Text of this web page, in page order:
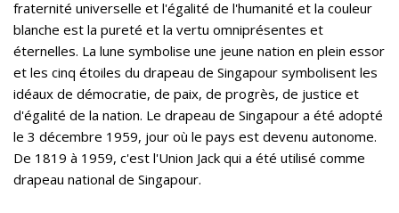
fraternité universelle et l'égalité de l'humanité et la couleur
blanche est la pureté et la vertu omniprésentes et
éternelles. La lune symbolise une jeune nation en plein essor
et les cinq étoiles du drapeau de Singapour symbolisent les
idéaux de démocratie, de paix, de progrès, de justice et
d'égalité de la nation. Le drapeau de Singapour a été adopté
le 3 décembre 1959, jour où le pays est devenu autonome.
De 1819 à 1959, c'est l'Union Jack qui a été utilisé comme
drapeau national de Singapour.